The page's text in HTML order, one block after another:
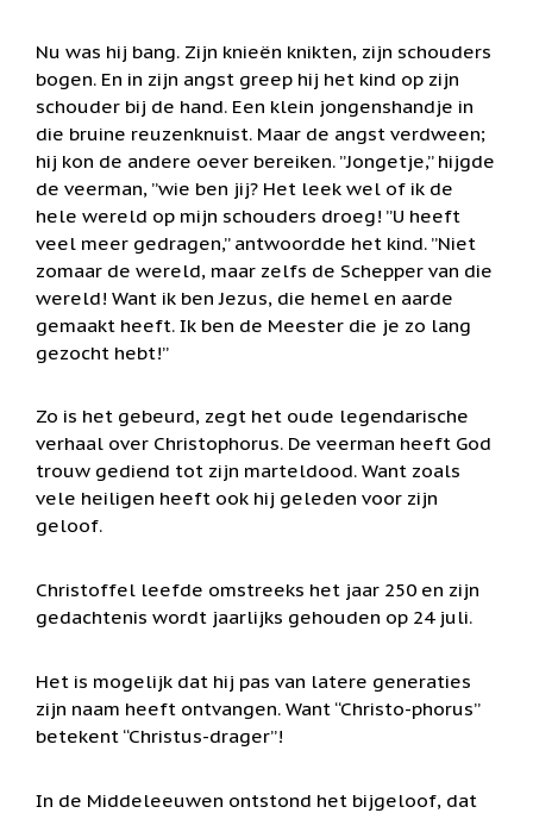
geboortemaand
(raamkristal)
Troost
herdenking
Vriendschap
door
Paula
Sauerbreij
Wierook
wierookhouders
Willow
Zoutsteen
artikelen
verlanglijstje
Nu was hij bang. Zijn knieën knikten, zijn schouders
bogen. En in zijn angst greep hij het kind op zijn
schouder bij de hand. Een klein jongenshandje in
die bruine reuzenknuist. Maar de angst verdween;
hij kon de andere oever bereiken. ”Jongetje,” hijgde
de veerman, ”wie ben jij? Het leek wel of ik de
hele wereld op mijn schouders droeg! ”U heeft
veel meer gedragen,” antwoordde het kind. ”Niet
zomaar de wereld, maar zelfs de Schepper van die
wereld! Want ik ben Jezus, die hemel en aarde
gemaakt heeft. Ik ben de Meester die je zo lang
gezocht hebt!”
Zo is het gebeurd, zegt het oude legendarische
verhaal over Christophorus. De veerman heeft God
trouw gediend tot zijn marteldood. Want zoals
vele heiligen heeft ook hij geleden voor zijn
geloof.
Christoffel leefde omstreeks het jaar 250 en zijn
gedachtenis wordt jaarlijks gehouden op 24 juli.
Het is mogelijk dat hij pas van latere generaties
zijn naam heeft ontvangen. Want “Christo-phorus”
betekent “Christus-drager”!
In de Middeleeuwen ontstond het bijgeloof, dat